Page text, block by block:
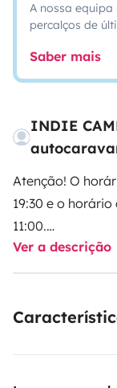
A nossa
percalços de
Saber mais
INDIE
Atenção! O
19:30 e o
11:00.
Selecione os
diretamente
A Indie
horário
Ver a descrição